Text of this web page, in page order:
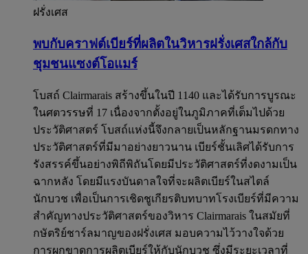
ฝรั่งเศส
พบกับคราฟต์เบียร์ที่ผลิตในวิหารฝรั่งเศสใกล้กับ
ชุมชนแซงต์โอแมร์
โบสถ์ Clairmarais สร้างขึ้นในปี 1140 และได้รับการบูรณะ
ในศตวรรษที่ 17 เนื่องจากตั้งอยู่ในภูมิภาคที่เต็มไปด้วย
ประวัติศาสตร์ โบสถ์แห่งนี้จึงกลายเป็นหลักฐานมรดกทาง
ประวัติศาสตร์ที่มีมาอย่างยาวนาน เบียร์ชั้นเลิศได้รับการ
รังสรรค์ขึ้นอย่างพิถีพิถันโดยมีประวัติศาสตร์ที่งดงามเป็น
ฉากหลัง โดยมีแรงบันดาลใจที่จะผลิตเบียร์ในสไตล์
นักบวช เพื่อเป็นการเชิดชูเกียรติบทบาทโรงเบียร์ที่มีความ
สำคัญทางประวัติศาสตร์ของวิหาร Clairmarais ในสมัยที่
กษัตริย์ชาร์ลมาญของฝรั่งเศส มอบความไว้วางใจด้วย
การผูกขาดการผลิตเบียร์ให้กับนักบวช ซึ่งมีระยะเวลาที่